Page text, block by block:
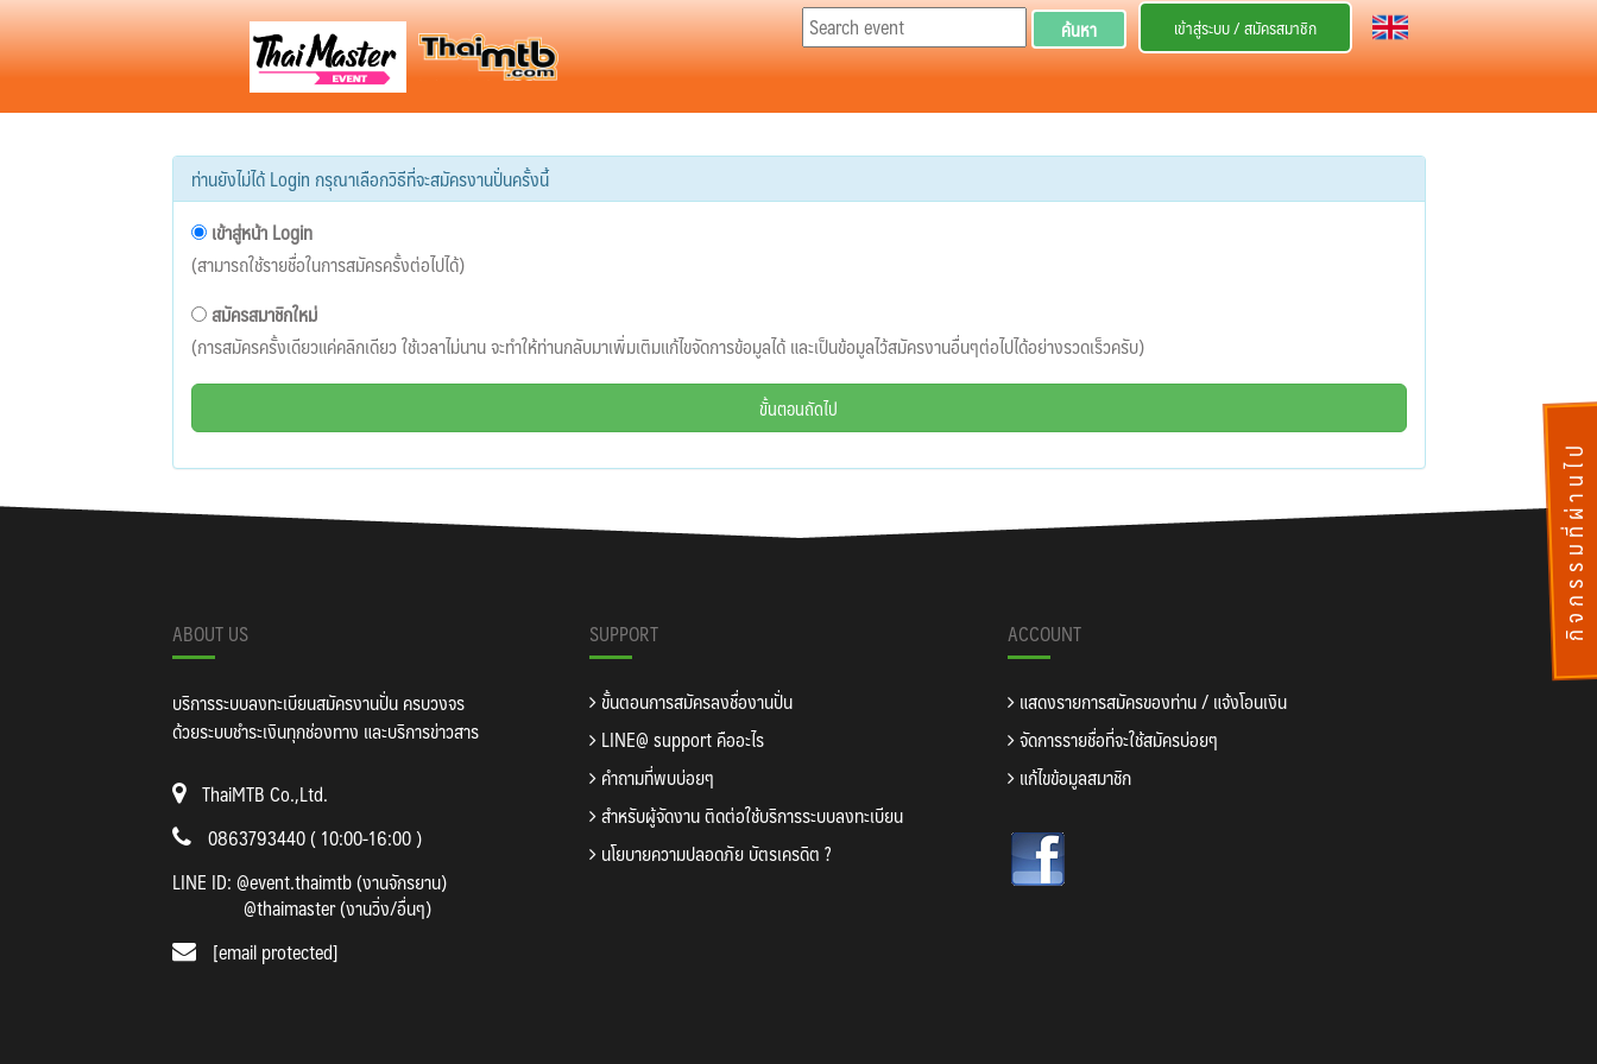
ค้นหา เข้าสู่ระบบ / สมัครสมาชิก
ท่านยังไม่ได้ Login กรุณาเลือกวิธีที่จะสมัครงานปั่นครั้งนี้
เข้าสู่หน้า Login
(สามารถใช้รายชื่อในการสมัครครั้งต่อไปได้)
สมัครสมาชิกใหม่
(การสมัครครั้งเดียวแค่คลิกเดียว ใช้เวลาไม่นาน จะทำให้ท่านกลับมาเพิ่มเติมแก้ไขจัดการข้อมูลได้ และเป็นข้อมูลไว้สมัครงานอื่นๆต่อไปได้อย่างรวดเร็วครับ)
ABOUT US
บริการระบบลงทะเบียนสมัครงานปั่น ครบวงจร
ด้วยระบบชำระเงินทุกช่องทาง และบริการข่าวสาร
ThaiMTB Co.,Ltd.
0863793440 ( 10:00-16:00 )
LINE ID:@event.thaimtb (งานจักรยาน)
@thaimaster (งานวิ่ง/อื่นๆ)
[email protected]
SUPPORT
ขั้นตอนการสมัครลงชื่องานปั่น
LINE@ support คืออะไร
คำถามที่พบบ่อยๆ
สำหรับผู้จัดงาน ติดต่อใช้บริการระบบลงทะเบียน
นโยบายความปลอดภัย บัตรเครดิต ?
ACCOUNT
แสดงรายการสมัครของท่าน / แจ้งโอนเงิน
จัดการรายชื่อที่จะใช้สมัครบ่อยๆ
แก้ไขข้อมูลสมาชิก
กิ
จ
ก
ร
ร
ม
ที่
ผ่
า
น
ไ
ป
แ
ล้